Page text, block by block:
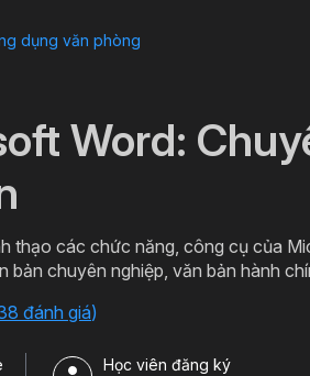
dụng văn phòng
Word:
thạo các chức năng, công cụ của
chuyên nghiệp, văn bản hành
đánh giá)
Học viên đăng ký